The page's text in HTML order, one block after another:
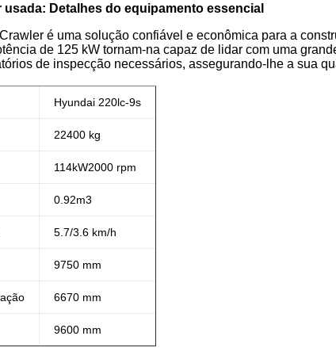
Detalhes do equipamento essencial
é uma solução confiável e econômica para a
de 125 kW tornam-na capaz de lidar com uma
de inspecção necessários, assegurando-lhe a sua
Hyundai 220lc-9s
22400 kg
114kW2000 rpm
0.92m3
5.7/3.6 km/h
9750 mm
6670 mm
9600 mm